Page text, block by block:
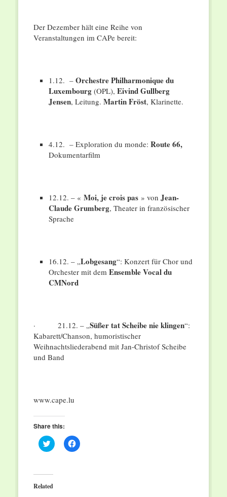
Der Dezember hält eine Reihe von
Veranstaltungen im CAPe bereit:
1.12. – Orchestre Philharmonique du
Luxembourg(OPL), Eivind Gullberg
Jensen, Leitung. Martin Fröst, Klarinette.
4.12. – Exploration du monde: Route 66,
Dokumentarfilm
12.12. – « Moi, je crois pas» von Jean-
Claude Grumberg, Theater in französischer
Sprache
16.12. – „Lobgesang“: Konzert für Chor und
Orchester mit dem Ensemble Vocal du
CMNord
· 21.12. – „Süßer tat Scheibe nie klingen“:
Kabarett/Chanson, humoristischer
Weihnachtsliederabend mit Jan-Christof Scheibe
und Band
www.cape.lu
Share this:
Click
to
(Opens
in
new
Click
to
Related